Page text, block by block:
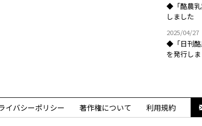
◆「酪農乳
しました
2025/04/
◆「日刊酪
を発行し
イバシーポリシー 著作権について 利用規約